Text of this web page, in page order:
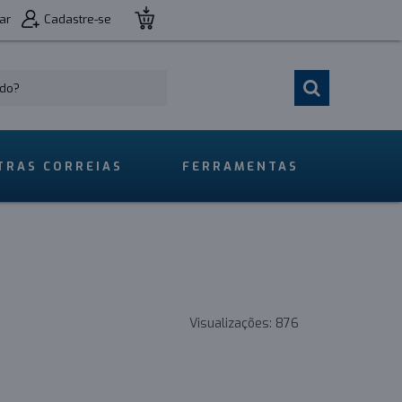
Cadastre-se
CORREIAS FERRAMENTAS
Visualizações: 876